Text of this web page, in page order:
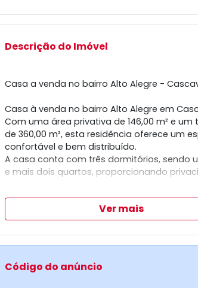
Descrição do Imóvel
Casa a venda no bairro Alto Alegre -
Casa à venda no bairro Alto Alegre em
Com uma área privativa de 146,00 m² e um
de 360,00 m², esta residência oferece um
confortável e bem distribuído.
A casa conta com três dormitórios, sendo
e mais dois quartos, proporcionando
Além disso, dispõe de uma vaga de
Esta é uma excelente oportunidade para
busca um imóvel bem localizado e com
características.
Ver mais
Código do anúncio